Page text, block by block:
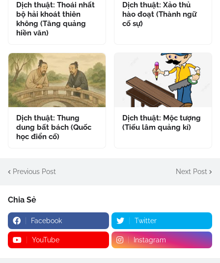
Dịch thuật: Thoái nhất
bộ hải khoát thiên
không (Tăng quảng
hiền văn)
Dịch thuật: Xảo thủ
hào đoạt (Thành ngữ
cố sự)
Dịch thuật: Thung
dung bất bách (Quốc
học điển cố)
Dịch thuật: Mộc tượng
(Tiếu lâm quảng kí)
Previous Post Next Post
Chia Sẻ
Facebook Twitter
YouTube Instagram